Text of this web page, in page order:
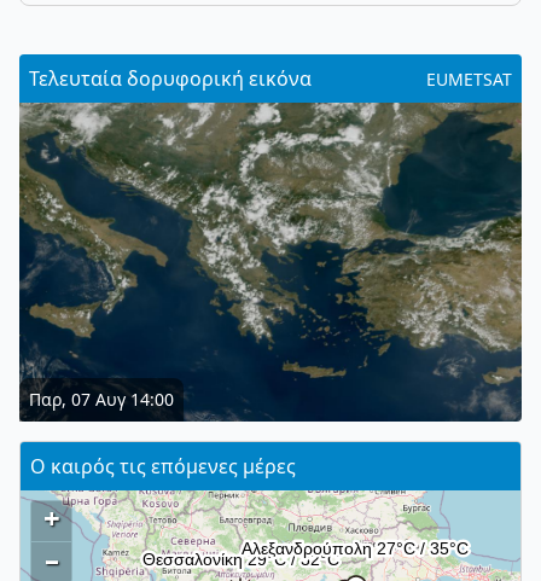
Τελευταία δορυφορική εικόνα EUMETSAT
Παρ, 07 Αυγ 14:00
Ο καιρός τις επόμενες μέρες
+
–